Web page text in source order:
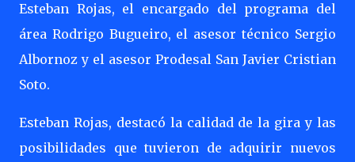
Esteban Rojas, el encargado del programa del
área Rodrigo Bugueiro, el asesor técnico Sergio
Albornoz y el asesor Prodesal San Javier Cristian
Soto.
Esteban Rojas, destacó la calidad de la gira y las
posibilidades que tuvieron de adquirir nuevos